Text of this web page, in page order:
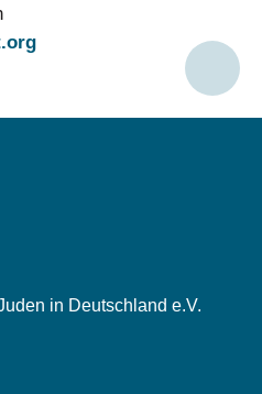
in Deutschland e.V.